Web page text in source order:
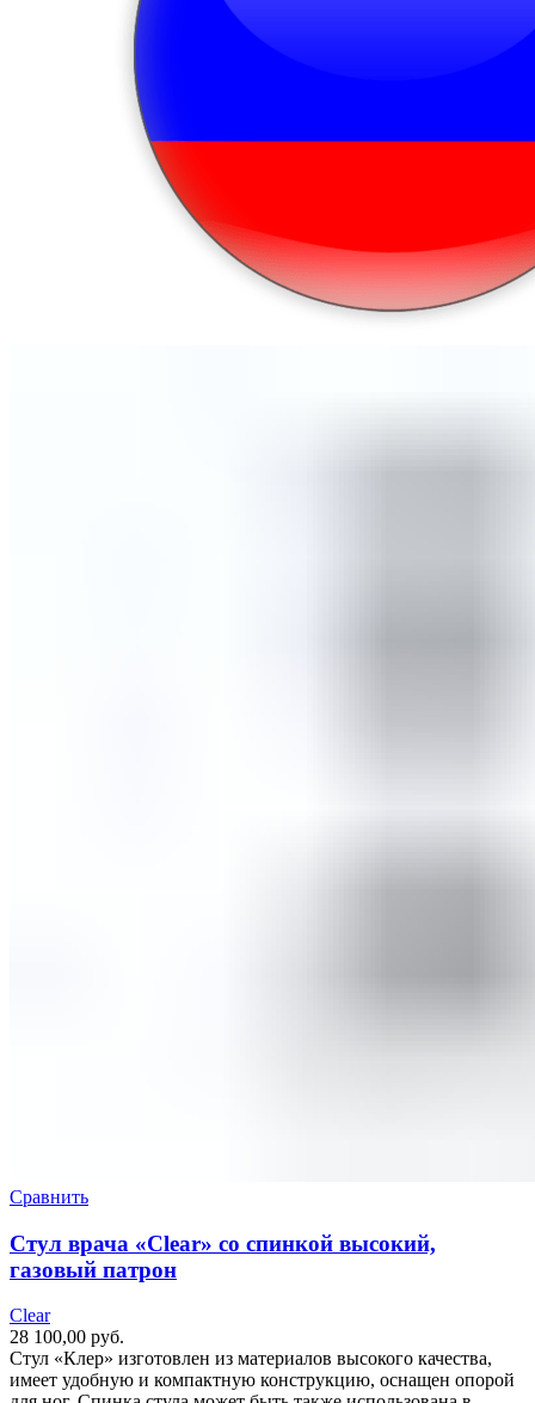
Сравнить
Стул врача «Clear» со спинкой высокий,
газовый патрон
Clear
28 100,00 руб.
Стул «Клер» изготовлен из материалов высокого качества,
имеет удобную и компактную конструкцию, оснащен опорой